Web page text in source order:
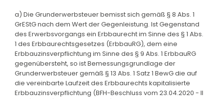
a) Die Grunderwerbsteuer bemisst sich gemäß § 8 Abs. 1
GrEStG nach dem Wert der Gegenleistung. Ist Gegenstand
des Erwerbsvorgangs ein Erbbaurecht im Sinne des § 1 Abs.
1 des Erbbaurechtsgesetzes (ErbbauRG), dem eine
Erbbauzinsverpflichtung im Sinne des § 9 Abs. 1 ErbbauRG
gegenübersteht, so ist Bemessungsgrundlage der
Grunderwerbsteuer gemäß § 13 Abs. 1 Satz 1 BewG die auf
die vereinbarte Laufzeit des Erbbaurechts kapitalisierte
Erbbauzinsverpflichtung (BFH-Beschluss vom 23.04.2020 - II